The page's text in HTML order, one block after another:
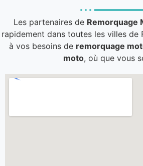
Les partenaires de Remorquage
rapidement dans toutes les villes de
à vos besoins de remorquage
moto, où que vous